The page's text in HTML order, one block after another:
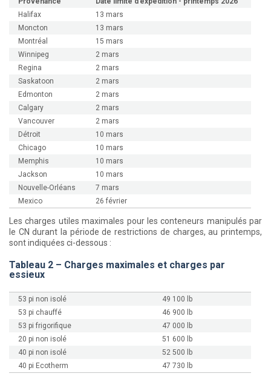
Halifax
13 mars
Moncton
13 mars
Montréal
15 mars
Winnipeg
2 mars
Regina
2 mars
Saskatoon
2 mars
Edmonton
2 mars
Calgary
2 mars
Vancouver
2 mars
Détroit
10 mars
Chicago
10 mars
Memphis
10 mars
Jackson
10 mars
Nouvelle-Orléans
7 mars
Mexico
26 février
Les charges utiles maximales pour les conteneurs manipulés par
le CN durant la période de restrictions de charges, au printemps,
sont indiquées ci-dessous :
Tableau 2 – Charges maximales et charges par
essieux
53 pi non isolé
49 100 lb
53 pi chauffé
46 900 lb
53 pi frigorifique
47 000 lb
20 pi non isolé
51 600 lb
40 pi non isolé
52 500 lb
40 pi Ecotherm
47 730 lb